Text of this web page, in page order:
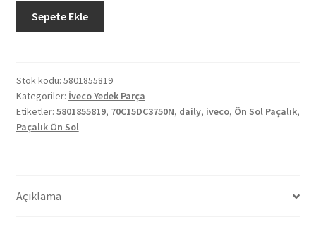
2014
Ön
Sol
Paçalık
Sepete Ekle
Stok kodu: 5801855819
Kategoriler: İveco Yedek Parça
Etiketler: 5801855819, 70C15DC3750N, daily, iveco, Ön Sol Paçalık,
Paçalık Ön Sol
Açıklama